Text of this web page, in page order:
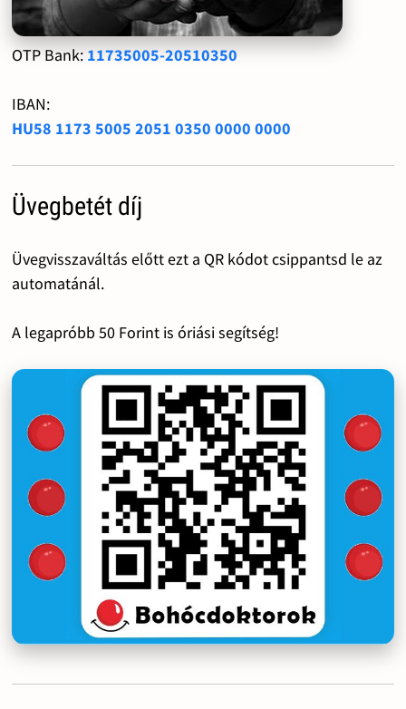
OTP Bank: 11735005-20510350
IBAN:
HU58 1173 5005 2051 0350 0000 0000
Üvegbetét díj
Üvegvisszaváltás előtt ezt a QR kódot csippantsd le az
automatánál.
A legapróbb 50 Forint is óriási segítség!